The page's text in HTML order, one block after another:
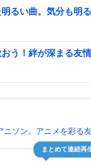
るい曲。気分も明
おう！絆が深まる友
ニソン。アニメを彩る
まとめて連続再